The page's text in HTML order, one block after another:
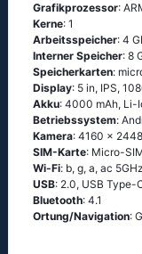
Grafikprozessor:
Kerne: 1
Arbeitsspeicher: 4
Interner Speicher: 8
Speicherkarten:
Display: 5 in, IPS,
Akku: 4000 mAh, Li-
Betriebssystem:
Kamera: 4160 x
SIM-Karte: Micro-
Wi-Fi: b, g, а, ас
USB: 2.0, USB Type-
Bluetooth: 4.1
Ortung/Navigation: